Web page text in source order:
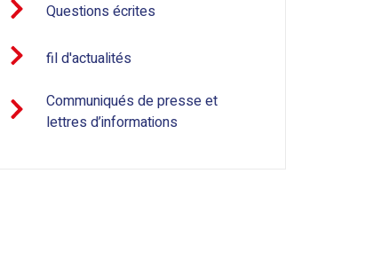
Questions écrites
fil d'actualités
Communiqués de presse et
lettres d’informations